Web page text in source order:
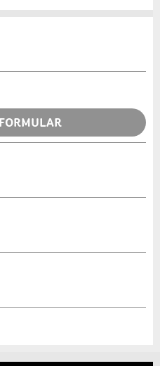
an Freunde weiter.
für die Kontaktpersonen